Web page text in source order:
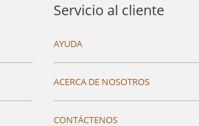
Servicio al cliente
AYUDA
ACERCA DE NOSOTROS
CONTÁCTENOS